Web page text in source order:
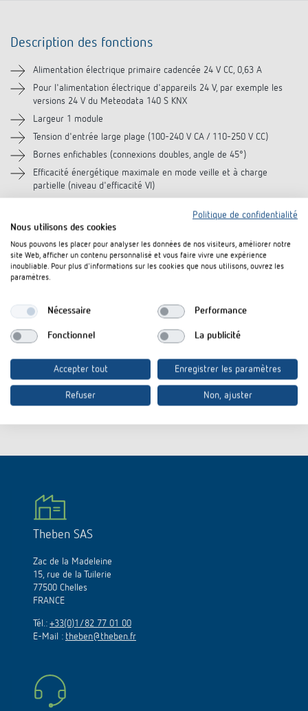
Téléchargements
Description des fonctions
Alimentation électrique primaire cadencée 24 V CC, 0,63 A
Pour l'alimentation électrique d'appareils 24 V, par exemple les
versions 24 V du Meteodata 140 S KNX
Largeur 1 module
Tension d'entrée large plage (100-240 V CA / 110-250 V CC)
Bornes enfichables (connexions doubles, angle de 45°)
Efficacité énergétique maximale en mode veille et à charge
partielle (niveau d'efficacité VI)
Téléchargements
Information Notice EU
CE declaration of
conformity
PS 24V DC-CE declaration of
conformity (633,6 kB)
Fiche technique PDF PS 24V DC (120,6 kB)
Rajouter au panier de documents
Theben SAS
Zac de la Madeleine
15, rue de la Tuilerie
77500 Chelles
FRANCE
Tél.: +33(0)1/82 77 01 00
E-Mail : theben@theben.fr
Politique de confidentialité
Nous utilisons des cookies
Nous pouvons les placer pour analyser les données de nos visiteurs, améliorer notre
site Web, afficher un contenu personnalisé et vous faire vivre une expérience
inoubliable. Pour plus d'informations sur les cookies que nous utilisons, ouvrez les
paramètres.
Nécessaire Performance
Fonctionnel La publicité
Accepter tout Enregistrer les paramètres
Refuser Non, ajuster